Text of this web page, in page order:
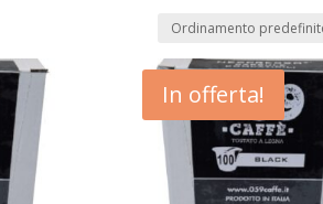
In offerta!